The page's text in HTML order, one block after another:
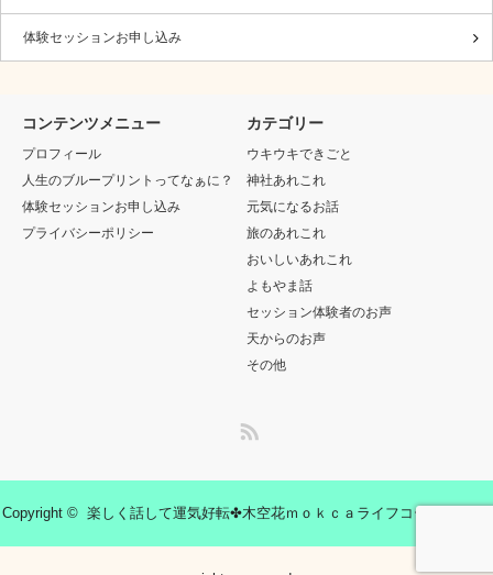
体験セッションお申し込み
コンテンツメニュー
プロフィール
人生のブループリントってなぁに？
体験セッションお申し込み
プライバシーポリシー
カテゴリー
ウキウキできごと
神社あれこれ
元気になるお話
旅のあれこれ
おいしいあれこれ
よもやま話
セッション体験者のお声
天からのお声
その他
Copyright © 楽しく話して運気好転✤木空花ｍｏｋｃａライフコーチング